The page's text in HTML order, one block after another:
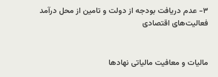
۳- عدم دریافت بودجه از دولت و تامین از محل درآمد
فعالیت‌های اقتصادی
مالیات‌ و معافیت مالیاتی نهادها